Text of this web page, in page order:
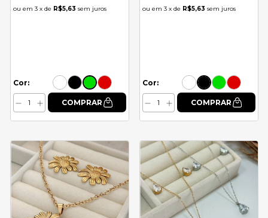
3 x de R$5,63 sem juros
Cor:
3 x de R$5,63 sem juros
Cor: